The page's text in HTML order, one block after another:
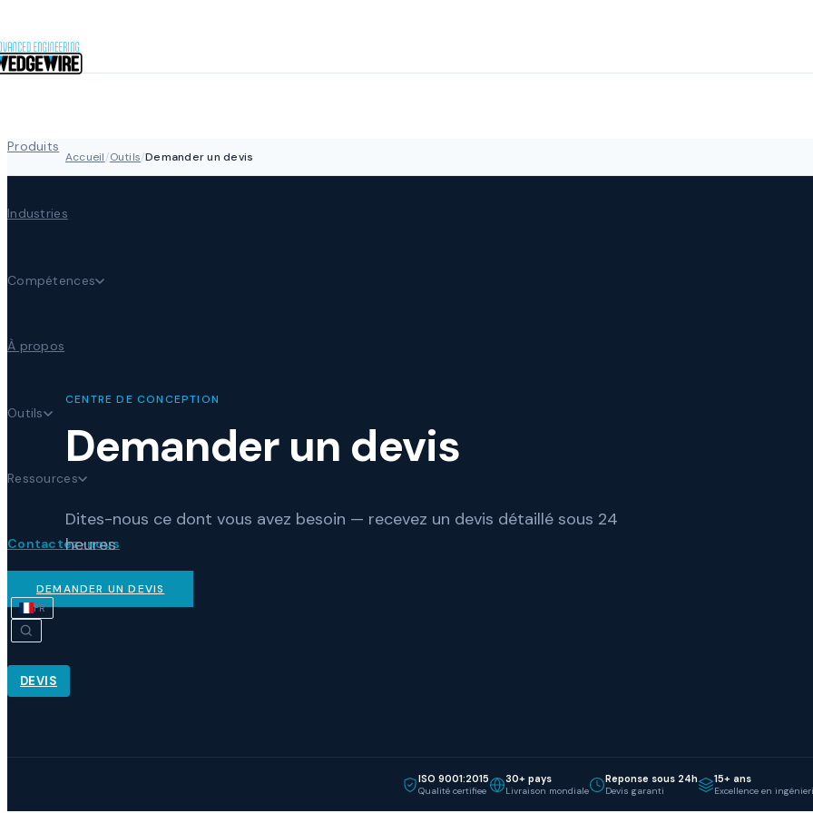
Produits
Industries
Compétences
À propos
Outils
Ressources
Contactez-nous
DEMANDER UN DEVIS
FR
DEVIS
Accueil/Outils/Demander un devis
CENTRE DE CONCEPTION
Demander un devis
Dites-nous ce dont vous avez besoin — recevez un devis détaillé sous 24
heures
ISO 9001:2015
Qualité certifiee
30+ pays
Livraison mondiale
Reponse sous 24h
Devis garanti
15+ ans
Excellence en